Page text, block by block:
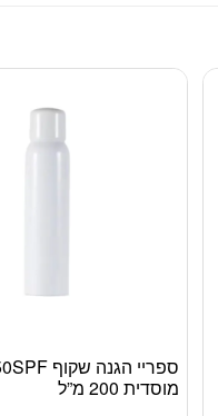
מוסדית 200 מ”ל
למוצר
זה